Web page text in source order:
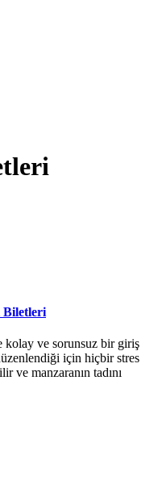
Biletleri
kolay ve sorunsuz bir giriş
için hiçbir stres
ve manzaranın tadını